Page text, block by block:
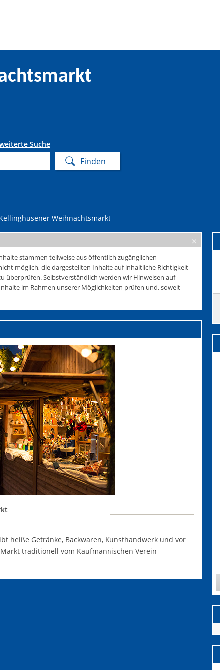
Suche
Kellinghusener Weihnachtsmarkt
stammen teilweise aus öffentlich zugänglichen
möglich, die dargestellten Inhalte auf inhaltliche Richtigkeit
überprüfen. Selbstverständlich werden wir Hinweisen auf
im Rahmen unserer Möglichkeiten prüfen und, soweit
heiße Getränke, Backwaren, Kunsthandwerk und vor
traditionell vom Kaufmännischen Verein